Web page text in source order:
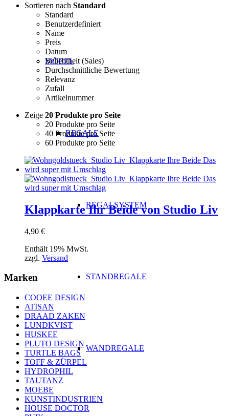
MÖBEL
REGALE
REGALSYSTEM
STANDREGALE
WANDREGALE
Sortieren nach Standard
Standard
Benutzerdefiniert
Name
Preis
Datum
Beliebtheit (Sales)
Durchschnittliche Bewertung
Relevanz
Zufall
Artikelnummer
Zeige 20 Produkte pro Seite
20 Produkte pro Seite
40 Produkte pro Seite
60 Produkte pro Seite
Klappkarte Ihr Beide von Studio Liv
4,90 €
Enthält 19% MwSt.
zzgl. Versand
Marken
COOEE DESIGN
ATISAN
DRAAD ZAKEN
LUNDKVIST
HUSKEE
PLUTO DESIGN
TURTLE BAGS
TOFF & ZÜRPEL
HYDROPHIL
TAUTANZ
MOEBE
KUNSTINDUSTRIEN
HOUSE DOCTOR